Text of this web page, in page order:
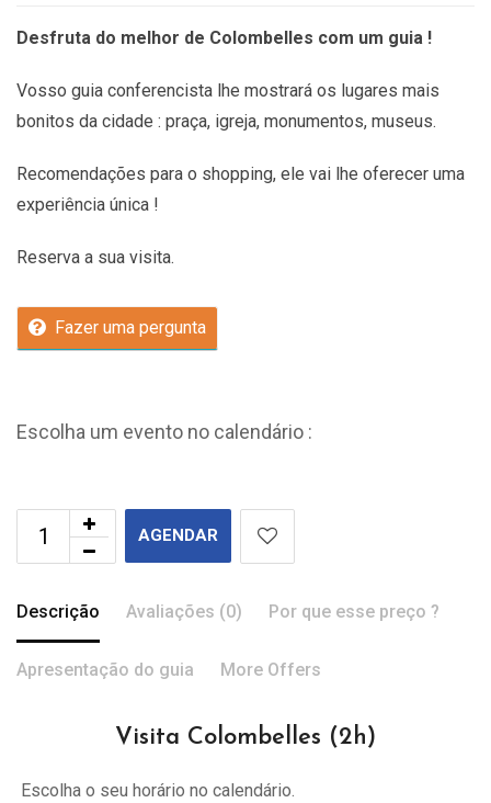
Desfruta do melhor de Colombelles com um guia !
Vosso guia conferencista lhe mostrará os lugares mais
bonitos da cidade : praça, igreja, monumentos, museus.
Recomendações para o shopping, ele vai lhe oferecer uma
experiência única !
Reserva a sua visita.
Fazer uma pergunta
Escolha um evento no calendário :
AGENDAR
Descrição Avaliações (0) Por que esse preço ?
Apresentação do guia More Offers
Visita Colombelles (2h)
Escolha o seu horário no calendário.